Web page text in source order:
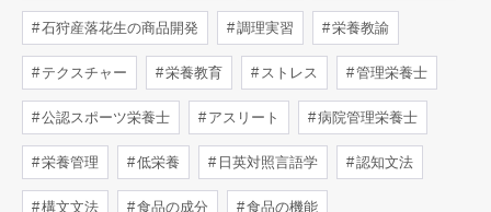
石狩産落花生の商品開発 調理実習 栄養教諭
テクスチャー 栄養教育 ストレス 管理栄養士
公認スポーツ栄養士 アスリート 病院管理栄養士
栄養管理 低栄養 日英対照言語学 認知文法
構文文法 食品の成分 食品の機能